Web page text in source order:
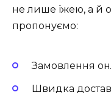
не лише їжею, а й
пропонуємо:
Замовлення
Швидка